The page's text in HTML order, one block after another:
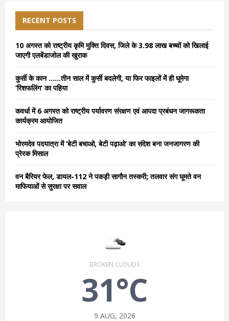
f
r
RECENT POSTS
10 अगस्त को राष्ट्रीय कृमि मुक्ति दिवस, जिले के 3.98 लाख बच्चों को खिलाई
जाएगी एलबेंडाजोल की खुराक
कुर्सी के कान ……तीन साल में कुर्सी बदलेगी, या फिर फाइलों में ही घूमेगा
‘रिशफलिंग’ का पहिया
कवर्धा में 6 अगस्त को राष्ट्रीय पर्यावरण संरक्षण एवं आपदा प्रबंधन जागरूकता
कार्यक्रम आयोजित
भोरमदेव पदयात्रा में ‘बेटी बचाओ, बेटी पढ़ाओ’ का संदेश बना जनजागरण की
प्रेरक मिसाल
वन बैरियर फेल, डायल-112 ने पकड़ी सागौन तस्करी; तलवार संग घूमते वन
माफियाओं से सुरक्षा पर सवाल
BROKEN CLOUDS
31°C
9 AUG, 2026